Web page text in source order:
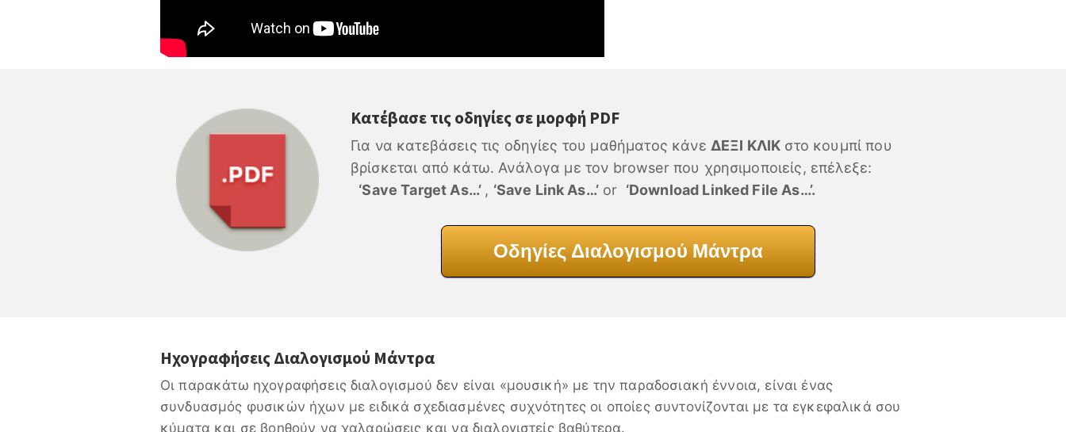
Κατέβασε τις οδηγίες σε μορφή PDF
Για να κατεβάσεις τις οδηγίες του μαθήματος κάνε ΔΕΞΙ ΚΛΙΚ στο κουμπί που
βρίσκεται από κάτω. Ανάλογα με τον browser που χρησιμοποιείς, επέλεξε:
‘Save Target As…’ , ‘Save Link As…’or ‘Download Linked File As…’.
Οδηγίες Διαλογισμού Μάντρα
Ηχογραφήσεις Διαλογισμού Μάντρα
Οι παρακάτω ηχογραφήσεις διαλογισμού δεν είναι «μουσική» με την παραδοσιακή έννοια, είναι ένας
συνδυασμός φυσικών ήχων με ειδικά σχεδιασμένες συχνότητες οι οποίες συντονίζονται με τα εγκεφαλικά σου
κύματα και σε βοηθούν να χαλαρώσεις και να διαλογιστείς βαθύτερα.